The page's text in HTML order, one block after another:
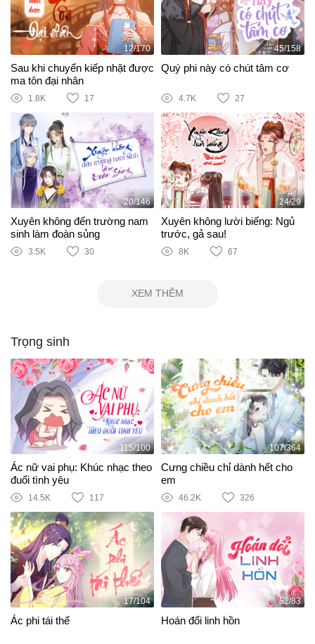
12/170
Sau khi chuyển kiếp nhặt được
ma tôn đại nhân
1.8K 17
45/158
Quý phi này có chút tâm cơ
4.7K 27
20/146
Xuyên không đến trường nam
sinh làm đoàn sủng
3.5K 30
24/29
Xuyên không lười biếng: Ngủ
trước, gả sau!
8K 67
XEM THÊM
Trọng sinh
115/100
Ác nữ vai phụ: Khúc nhạc theo
đuổi tình yêu
14.5K 117
107/364
Cưng chiều chỉ dành hết cho
em
46.2K 326
17/104
Ác phi tái thế
52/83
Hoán đổi linh hồn